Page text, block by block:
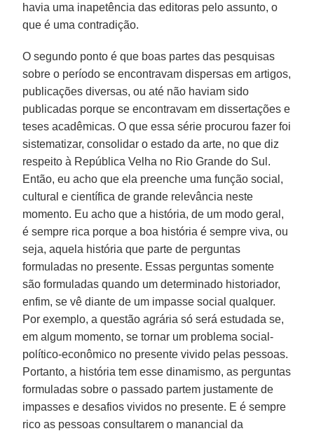
havia uma inapetência das editoras pelo assunto, o
que é uma contradição.
O segundo ponto é que boas partes das pesquisas
sobre o período se encontravam dispersas em artigos,
publicações diversas, ou até não haviam sido
publicadas porque se encontravam em dissertações e
teses acadêmicas. O que essa série procurou fazer foi
sistematizar, consolidar o estado da arte, no que diz
respeito à República Velha no Rio Grande do Sul.
Então, eu acho que ela preenche uma função social,
cultural e científica de grande relevância neste
momento. Eu acho que a história, de um modo geral,
é sempre rica porque a boa história é sempre viva, ou
seja, aquela história que parte de perguntas
formuladas no presente. Essas perguntas somente
são formuladas quando um determinado historiador,
enfim, se vê diante de um impasse social qualquer.
Por exemplo, a questão agrária só será estudada se,
em algum momento, se tornar um problema social-
político-econômico no presente vivido pelas pessoas.
Portanto, a história tem esse dinamismo, as perguntas
formuladas sobre o passado partem justamente de
impasses e desafios vividos no presente. E é sempre
rico as pessoas consultarem o manancial da